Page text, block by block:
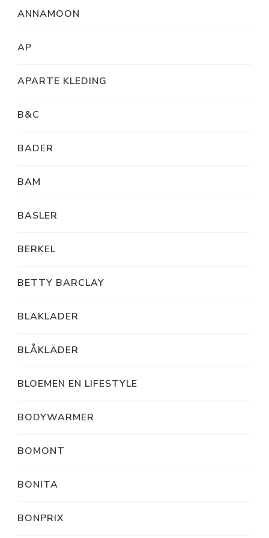
ANNAMOON
AP
APARTE KLEDING
B&C
BADER
BAM
BASLER
BERKEL
BETTY BARCLAY
BLAKLADER
BLÅKLÄDER
BLOEMEN EN LIFESTYLE
BODYWARMER
BOMONT
BONITA
BONPRIX